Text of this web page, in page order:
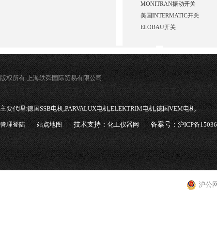
MONITRAN振动开关
美国INTERMATIC开关
ELOBAU开关
版权所有 上海轶舜国际贸易有限公司
主要代理:德国SSB电机,PARVALUX电机,ELEKTRIM电机,德国VEM电机
管理登陆 站点地图 技术支持：化工仪器网 备案号：沪ICP备
沪公